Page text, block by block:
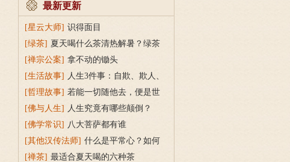
最新更新
[星云大师] 识得面目
[绿茶] 夏天喝什么茶清热解暑？绿茶
[禅宗公案] 拿不动的锄头
[生活故事] 人生3件事：自欺、欺人、
被人欺
[哲理故事] 若能一切随他去，便是世
间自在人
[佛与人生] 人生究竟有哪些颠倒？
[佛学常识] 八大菩萨都有谁
[其他汉传法师] 什么是平常心？如何
妙用平常心？
[禅茶] 最适合夏天喝的六种茶